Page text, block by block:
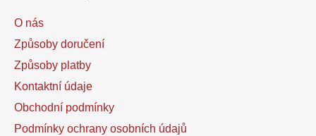
O nás
Způsoby doručení
Způsoby platby
Kontaktní údaje
Obchodní podmínky
Podmínky ochrany osobních údajů